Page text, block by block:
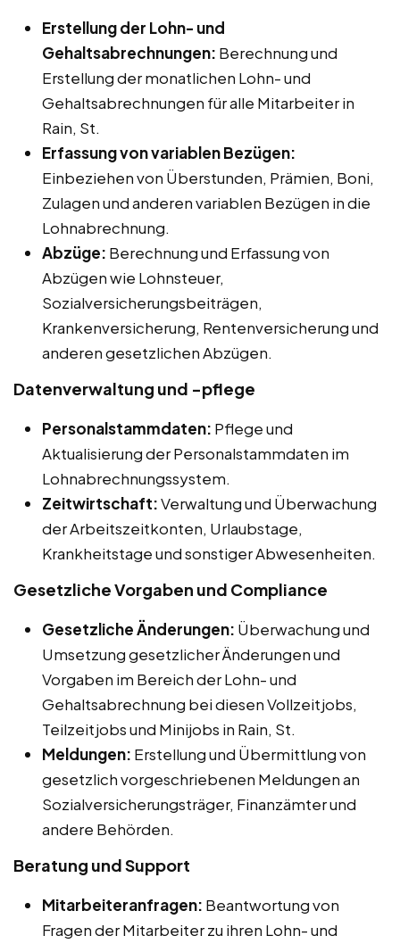
Erstellung der Lohn- und
Gehaltsabrechnungen: Berechnung und
Erstellung der monatlichen Lohn- und
Gehaltsabrechnungen für alle Mitarbeiter in
Rain, St.
Erfassung von variablen Bezügen:
Einbeziehen von Überstunden, Prämien, Boni,
Zulagen und anderen variablen Bezügen in die
Lohnabrechnung.
Abzüge: Berechnung und Erfassung von
Abzügen wie Lohnsteuer,
Sozialversicherungsbeiträgen,
Krankenversicherung, Rentenversicherung und
anderen gesetzlichen Abzügen.
Datenverwaltung und -pflege
Personalstammdaten: Pflege und
Aktualisierung der Personalstammdaten im
Lohnabrechnungssystem.
Zeitwirtschaft:Verwaltung und Überwachung
der Arbeitszeitkonten, Urlaubstage,
Krankheitstage und sonstiger Abwesenheiten.
Gesetzliche Vorgaben und Compliance
Gesetzliche Änderungen: Überwachung und
Umsetzung gesetzlicher Änderungen und
Vorgaben im Bereich der Lohn- und
Gehaltsabrechnung bei diesen Vollzeitjobs,
Teilzeitjobs und Minijobs in Rain, St.
Meldungen: Erstellung und Übermittlung von
gesetzlich vorgeschriebenen Meldungen an
Sozialversicherungsträger, Finanzämter und
andere Behörden.
Beratung und Support
Mitarbeiteranfragen: Beantwortung von
Fragen der Mitarbeiter zu ihren Lohn- und